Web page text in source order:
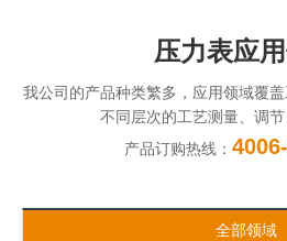
压力表应
我公司的产品种类繁多，应用领域覆
不同层次的工艺测量、调节
产品订购热线：
全部领域